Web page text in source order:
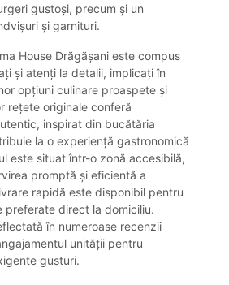
gustoși, precum și un
și garnituri.
House Drăgășani este compus
și atenți la detalii, implicați în
opțiuni culinare proaspete și
rețete originale conferă
inspirat din bucătăria
la o experiență gastronomică
este situat într-o zonă accesibilă,
promptă și eficientă a
rapidă este disponibil pentru
preferate direct la domiciliu.
în numeroase recenzii
unității pentru
gusturi.